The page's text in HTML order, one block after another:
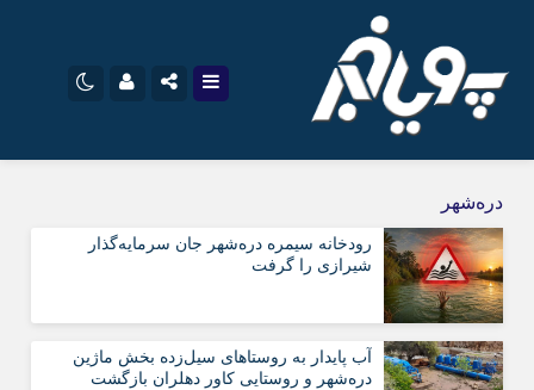
سروش
آپارات رمز عبور
مرا به خاطر بسپار
دره‌شهر
رودخانه سیمره دره‌شهر جان سرمایه‌گذار
شیرازی را گرفت
آب پایدار به روستاهای سیل‌زده بخش ماژین
دره‌شهر و روستایی کاور دهلران بازگشت